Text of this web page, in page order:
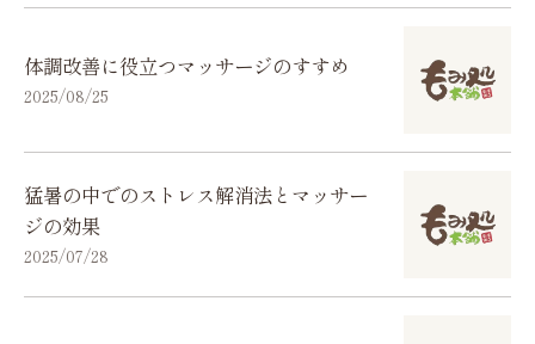
体調改善に役立つマッサージのすすめ
2025/08/25
猛暑の中でのストレス解消法とマッサー
ジの効果
2025/07/28